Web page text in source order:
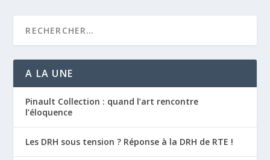
A LA UNE
Pinault Collection : quand l’art rencontre
l’éloquence
Les DRH sous tension ? Réponse à la DRH de RTE !